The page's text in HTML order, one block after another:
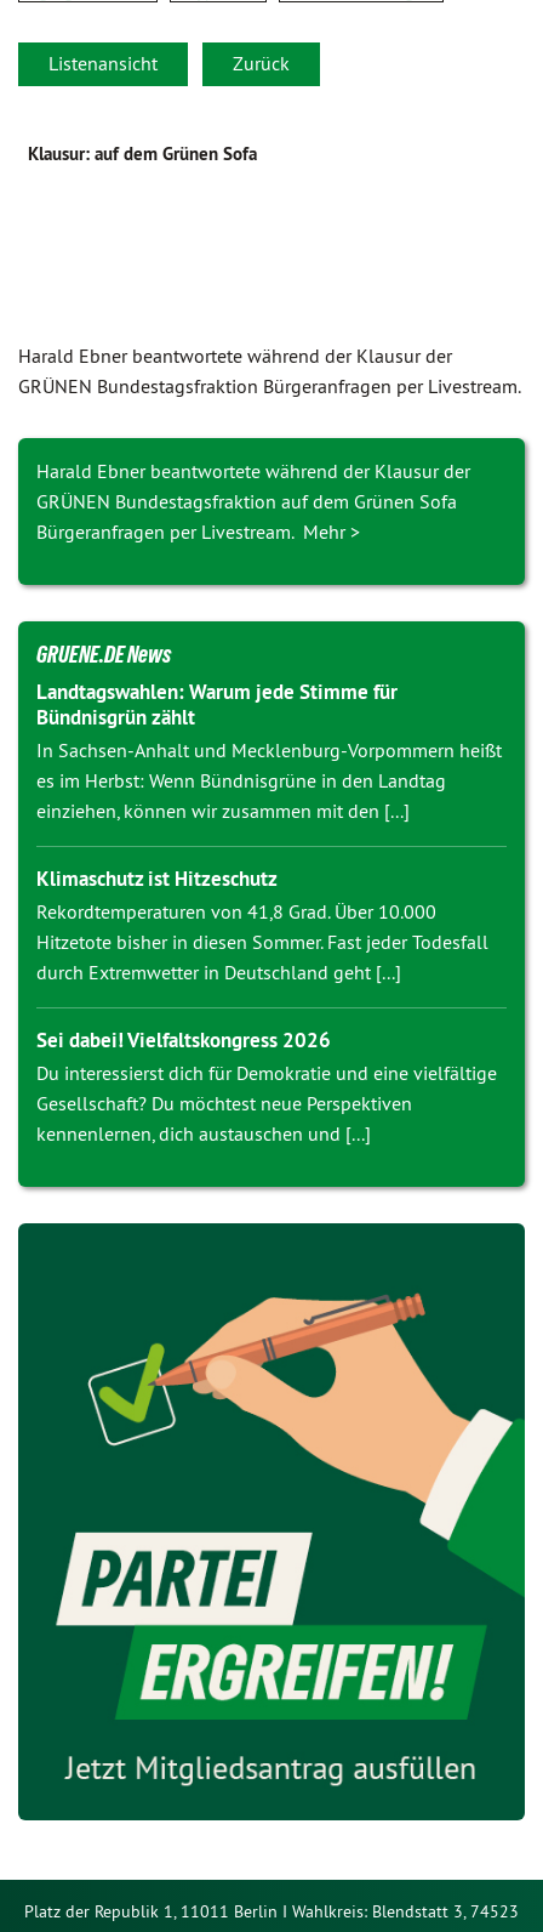
Listenansicht Zurück
Klausur: auf dem Grünen Sofa
Harald Ebner beantwortete während der Klausur der
GRÜNEN Bundes­tags­fraktion Bürgeranfragen per Livestream.
Harald Ebner beantwortete während der Klausur der
GRÜNEN Bundestagsfraktion auf dem Grünen Sofa
Bürgeranfragen per Livestream. Mehr >
GRUENE.DE News
Landtagswahlen: Warum jede Stimme für
Bündnisgrün zählt
In Sachsen-Anhalt und Mecklenburg-Vorpommern heißt
es im Herbst: Wenn Bündnisgrüne in den Landtag
einziehen, können wir zusammen mit den [...]
Klimaschutz ist Hitzeschutz
Rekordtemperaturen von 41,8 Grad. Über 10.000
Hitzetote bisher in diesen Sommer. Fast jeder Todesfall
durch Extremwetter in Deutschland geht [...]
Sei dabei! Vielfaltskongress 2026
Du interessierst dich für Demokratie und eine vielfältige
Gesellschaft? Du möchtest neue Perspektiven
kennenlernen, dich austauschen und [...]
Platz der Republik 1, 11011 Berlin I Wahlkreis: Blendstatt 3, 74523